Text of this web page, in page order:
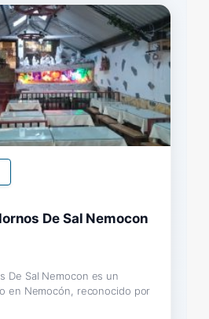
De Sal Nemocon
De Sal Nemocon es un
en Nemocón, reconocido por